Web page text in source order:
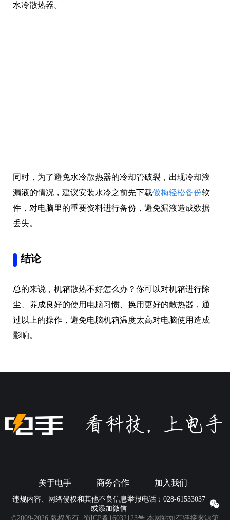
水冷散热器。
同时，为了避免水冷散热器的冷却管破裂，出现冷却液
漏液的情况，建议安装水冷之前先下载傲梅轻松备份软
件，对电脑里的重要资料进行备份，避免漏液造成数据
丢失。
结论
总的来说，机箱散热不好怎么办？你可以对机箱进行除
尘、养成良好的使用电脑习惯、换用更好的散热器，通
过以上的操作，避免电脑机箱温度太高对电脑使用造成
影响。
关于电手 商务合作 加入我们
违规内容、网络侵权和其他不良信息举报电话：028-61533037
或添加微信
©2009-2026 版权所有. 蜀ICP备16032123号 本网站如有链接来源第